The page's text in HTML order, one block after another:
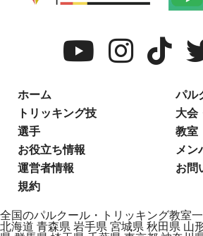
ホーム
パル
トリッキング技
大会
選手
教室
お役立ち情報
メン
運営者情報
お問
規約
全国のパルクール・トリッキング教室
北海道 青森県 岩手県 宮城県 秋田県 山